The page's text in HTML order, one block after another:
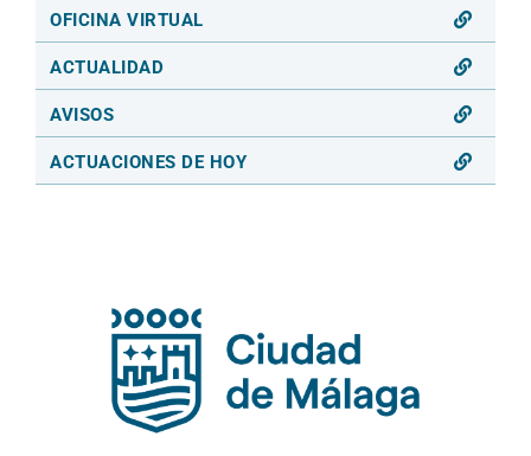
OFICINA VIRTUAL
ACTUALIDAD
AVISOS
ACTUACIONES DE HOY